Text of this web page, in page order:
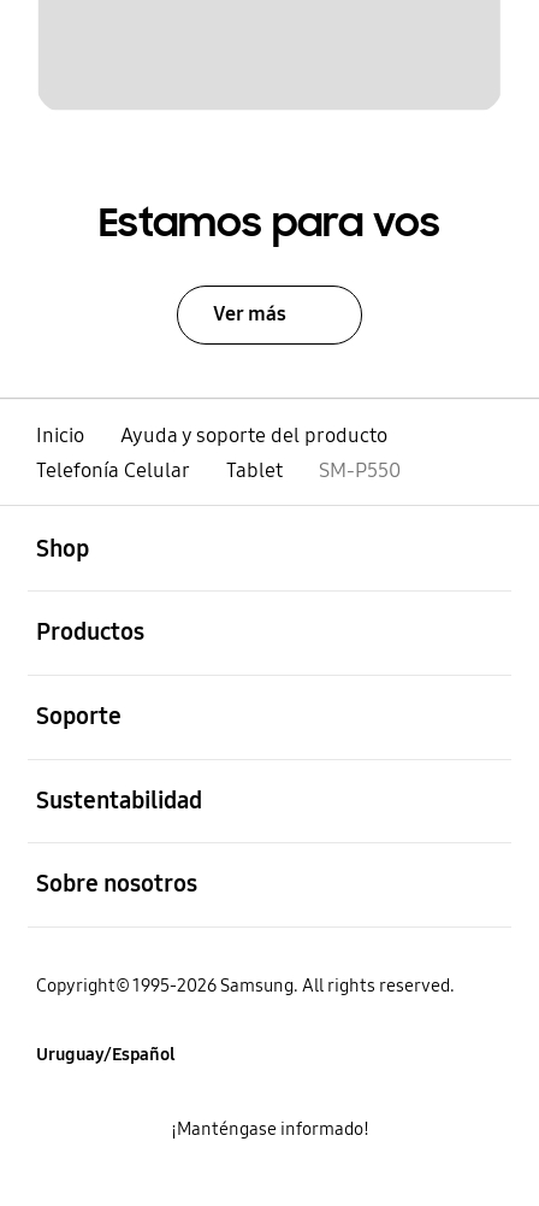
Estamos para vos
Ver más
Inicio
Ayuda y soporte del producto
Telefonía Celular
Tablet SM-P550
Shop
Productos
Soporte
Sustentabilidad
Sobre nosotros
Copyright© 1995-2026 Samsung. All rights reserved.
Uruguay/Español
¡Manténgase informado!